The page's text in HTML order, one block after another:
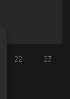
22 23